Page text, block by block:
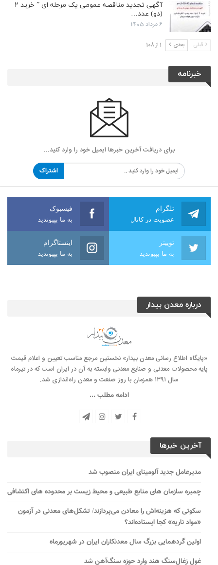
آگهی تجدید مناقصه عمومی یک مرحله ای ” خرید ۲
(دو) عدد…
6 مرداد 1405
قبلی بعدی 1 از 108
خبرنامه
برای دریافت آخرین خبرها ایمیل خود را وارد کنید...
اشتراک
تلگرام
عضویت در کانال
فیسبوک
به ما بپیوندید
توییتر
به ما بپیوندید
اینستاگرام
به ما بپیوندید
درباره معدن بیدار
«پایگاه اطلاع رسانی معدن بیدار» نخستین مرجع مناسب تعیین و اعلام قیمت
پایه محصولات معدنی و صنایع معدنی وابسته به آن در ایران است که در تیرماه
سال ۱۳۹۱ همزمان با روز صنعت و معدن راه‌‌اندازی شد.
ادامه مطلب ...
آخرین خبرها
مدیرعامل جدید آلومینای ایران منصوب شد
چمبره سازمان های منابع طبیعی و محیط زیست بر محدوده های اکتشافی
سکوتی که هزینه‌اش را معادن می‌پردازند/ تشکل‌های معدنی در آزمون
«مواد ناریه» کجا ایستاده‌اند؟
اولین گردهمایی بزرگ سال معدنکاران ایران در شهریورماه
غول زغال‌سنگ هند وارد حوزه سنگ‌آهن شد